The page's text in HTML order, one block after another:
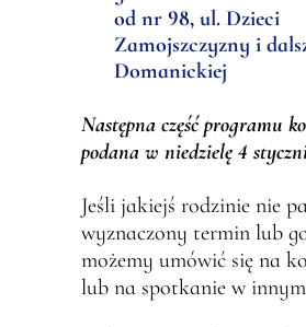
od nr 98, ul. Dzieci
Zamojszczyzny i
Domanickiej
Następna część programu
podana w niedzielę 4
Jeśli jakiejś rodzinie nie
wyznaczony termin lub
możemy umówić się na
lub na spotkanie w